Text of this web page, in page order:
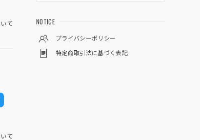
て
て
NOTICE
プライバシーポリシー
特定商取引法に基づく表記